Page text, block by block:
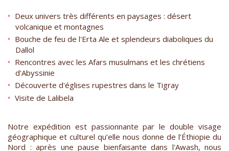
Deux univers très différents en paysages : désert
volcanique et montagnes
Bouche de feu de l'Erta Ale et splendeurs diaboliques du
Dallol
Rencontres avec les Afars musulmans et les chrétiens
d'Abyssinie
Découverte d'églises rupestres dans le Tigray
Visite de Lalibela
Notre expédition est passionnante par le double visage
géographique et culturel qu’elle nous donne de l’Éthiopie du
Nord : après une pause bienfaisante dans l'Awash, nous